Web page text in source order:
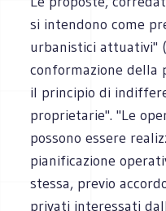
si intendono come
urbanistici attuativi"
conformazione della
il principio di
proprietarie". "Le
possono essere
pianificazione
stessa, previo
privati interessati